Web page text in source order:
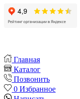
Главная
Каталог
Позвонить
0 Избранное